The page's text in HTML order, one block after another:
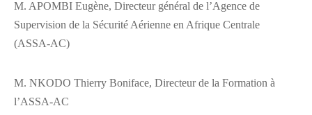
M. APOMBI Eugène, Directeur général de l’Agence de
Supervision de la Sécurité Aérienne en Afrique Centrale
(ASSA-AC)
M. NKODO Thierry Boniface, Directeur de la Formation à
l’ASSA-AC